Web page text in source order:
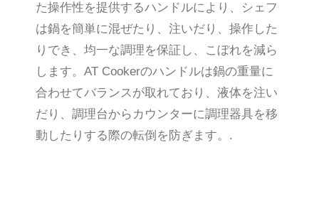
た操作性を提供するハンドルにより、シェフ
は鍋を簡単に混ぜたり、注いだり、操作した
りでき、均一な調理を保証し、こぼれを減ら
します。AT Cookerのハンドルは鍋の重量に
合わせてバランスが取れており、液体を注い
だり、調理台からカウンターに調理器具を移
動したりする際の転倒を防ぎます。.